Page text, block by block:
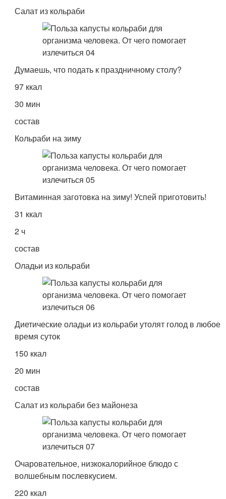
Салат из кольраби
Думаешь, что подать к праздничному столу?
97 ккал
30 мин
состав
Кольраби на зиму
Витаминная заготовка на зиму! Успей приготовить!
31 ккал
2 ч
состав
Оладьи из кольраби
Диетические оладьи из кольраби утолят голод в любое
время суток
150 ккал
20 мин
состав
Салат из кольраби без майонеза
Очаровательное, низкокалорийное блюдо с
волшебным послевкусием.
220 ккал